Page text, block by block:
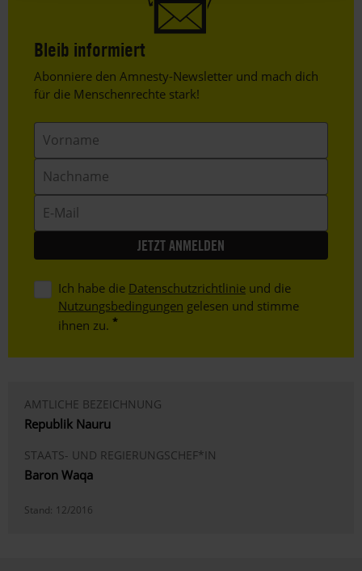
Bleib informiert
Header
Text
Abonniere den Amnesty-Newsletter und mach dich
für die Menschenrechte stark!
Mail
Ich habe die Datenschutzrichtlinie und die
Nutzungsbedingungen gelesen und stimme
ihnen zu.
AMTLICHE BEZEICHNUNG
Republik Nauru
STAATS- UND REGIERUNGSCHEF*IN
Baron Waqa
Stand: 12/2016